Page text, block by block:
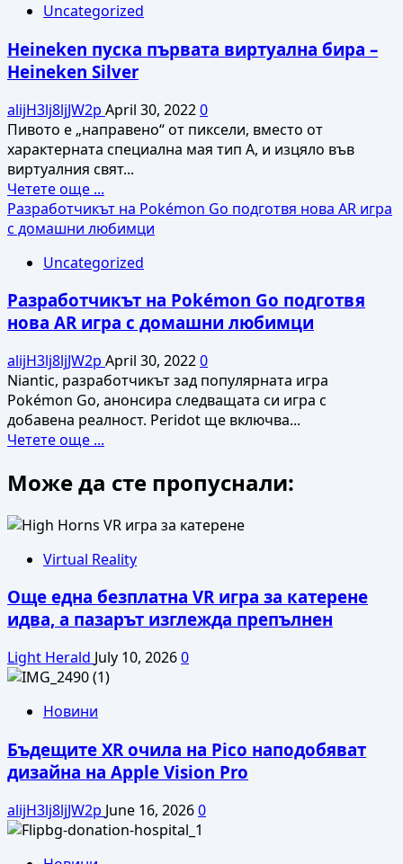
представи
си
и
достъпен
хедсет
Quest
3S
Uncategorized
Heineken пуска първата виртуална бира –
Heineken Silver
alijH3lj8ljJW2p April 30, 20220
Пивото е „направено“ от пиксели, вместо от
характерната специална мая тип А, и изцяло във
виртуалния свят...
Четете още ...
more
about
пуска
виртуална
бира
Heineken
Silver
Разработчикът на Pokémon Go подготвя нова AR игра
с домашни любимци
Uncategorized
Разработчикът на Pokémon Go подготвя
нова AR игра с домашни любимци
alijH3lj8ljJW2p April 30, 20220
Niantic, разработчикът зад популярната игра
Pokémon Go, анонсира следващата си игра с
добавена реалност. Peridot ще включва...
Четете още ...
about
Разработчикът
на
Pokémon
Go
нова
AR
игра
с
домашни
Може да сте пропуснали:
Virtual Reality
Още една безплатна VR игра за катерене
идва, а пазарът изглежда препълнен
Light Herald July 10, 20260
Новини
Бъдещите XR очила на Pico наподобяват
дизайна на Apple Vision Pro
alijH3lj8ljJW2p June 16, 20260